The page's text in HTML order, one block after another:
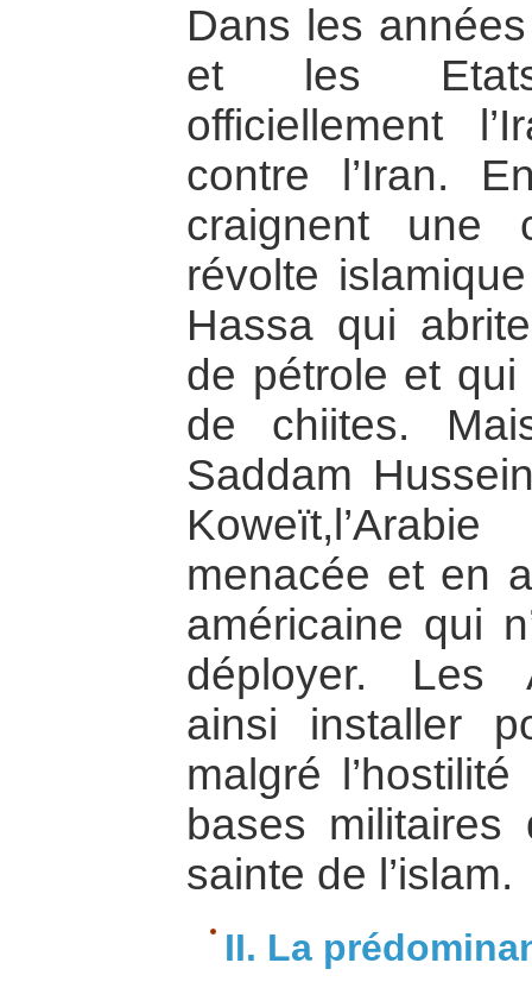
Dans les
et les Etats-
officiellement
contre l’Iran.
craignent une
révolte
Hassa qui
de pétrole et
de chiites.
Saddam
menacée et en
américaine qui
déployer. Les
ainsi installer
malgré
bases
sainte de l’islam.
II. La